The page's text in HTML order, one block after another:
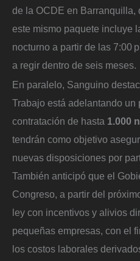
de la OCDE en Barranquilla,
este mismo paquete incluye
nocturno a partir de las 7:00
a regir dentro de seis meses.
En paralelo, Sanguino
Trabajo está adelantando
contratación de hasta 1.000
tendrán como objetivo
nuevas disposiciones por
También anticipó que el
Congreso, a partir del
ley con incentivos y alivios
pequeñas empresas, con el
los costos laborales